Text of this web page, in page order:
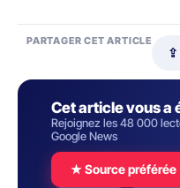
PARTAGER CET ARTICLE
⇪
Cet article vous a
Rejoignez les 48 000
Google News
★ Source préférée